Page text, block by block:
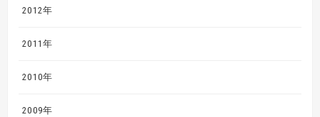
2012年
2011年
2010年
2009年